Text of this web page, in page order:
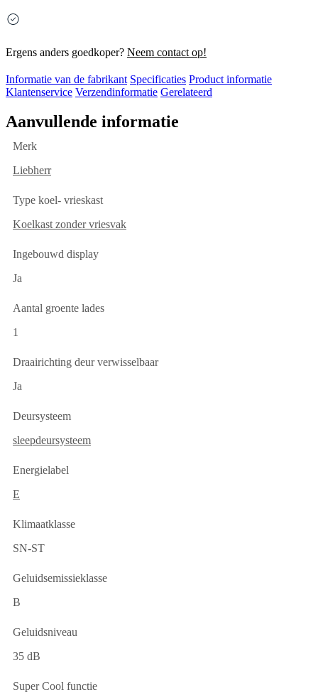
Ergens anders goedkoper? Neem contact op!
Informatie van de fabrikant Specificaties Product informatie
Klantenservice Verzendinformatie Gerelateerd
Aanvullende informatie
Merk
Liebherr
Type koel- vrieskast
Koelkast zonder vriesvak
Ingebouwd display
Ja
Aantal groente lades
1
Draairichting deur verwisselbaar
Ja
Deursysteem
sleepdeursysteem
Energielabel
E
Klimaatklasse
SN-ST
Geluidsemissieklasse
B
Geluidsniveau
35 dB
Super Cool functie